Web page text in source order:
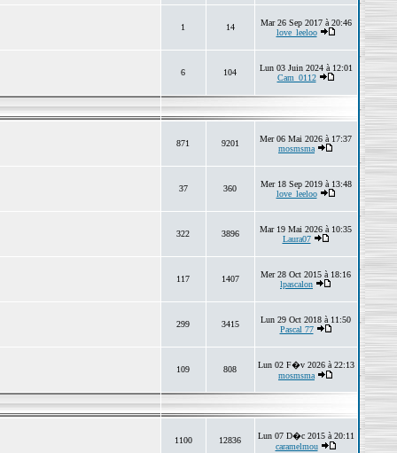
1 14
Mar 26 Sep 2017 à 20:46
love_leeloo
6 104
Lun 03 Juin 2024 à 12:01
Cam_0112
871 9201
Mer 06 Mai 2026 à 17:37
mosmsma
37 360
Mer 18 Sep 2019 à 13:48
love_leeloo
322 3896
Mar 19 Mai 2026 à 10:35
Laura07
117 1407
Mer 28 Oct 2015 à 18:16
lpascalon
299 3415
Lun 29 Oct 2018 à 11:50
Pascal 77
109 808
Lun 02 F�v 2026 à 22:13
mosmsma
1100 12836
Lun 07 D�c 2015 à 20:11
caramelmou